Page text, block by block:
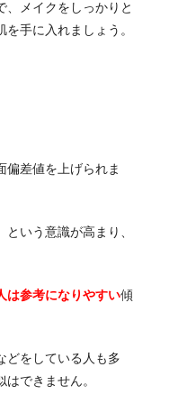
、メイクをしっかりと
手に入れましょう。
偏差値を上げられま
いう意識が高まり、
は参考になりやすい傾
どをしている人も多
できません。